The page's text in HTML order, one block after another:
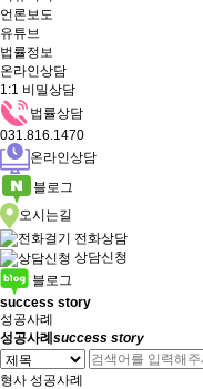
언론보도
유튜브
법률정보
온라인상담
1:1 비밀상담
법률상담
031.816.1470
온라인상담
블로그
오시는길
전화상담
상담신청
블로그
success story
성공사례
성공사례success story
형사 성공사례